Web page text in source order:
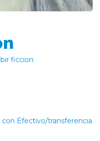
ficcion
Efectivo/transferencia